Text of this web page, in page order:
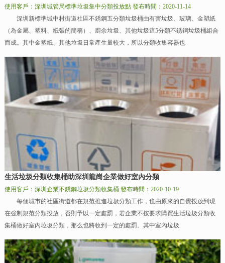
使用客戶：深圳城管局標準垃圾集中分類投放點 發布時間：2020-11-14
深圳新標準城中村街道社區不銹鋼五分類垃圾桶由有害垃圾、玻璃、金塑紙
（為金屬、塑料、紙張的簡稱）、廚余垃圾、其他垃圾這5分類不銹鋼垃圾桶組合
而成。其中金塑紙、其他垃圾日常產生量較大，所以分類收集容器也
生活垃圾分類收集桶助深圳龍崗企業做好室內分類
使用客戶：深圳企業不銹鋼垃圾分類收集桶 發布時間：2020-10-19
每個城市的社區街道都在規范推進垃圾分類工作，也由原來的自覺投放到現
在強制規范分類投放，否則予以一定處罰，若企業不按要求購買生活垃圾分類收
集桶做好室內垃圾分類，那么也將收到一定的處罰。其中室內垃圾